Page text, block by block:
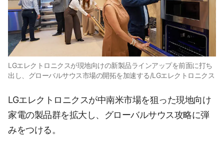
LGエレクトロニクスが現地向けの新製品ラインアップを前面に打ち
出し、グローバルサウス市場の開拓を加速する/LGエレクトロニクス
LGエレクトロニクスが中南米市場を狙った現地向け
家電の製品群を拡大し、グローバルサウス攻略に弾
みをつける。